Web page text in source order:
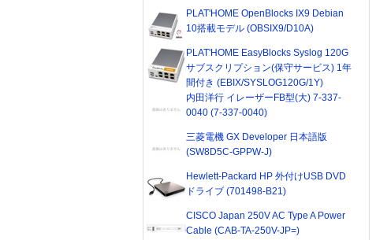
PLAT'HOME OpenBlocks IX9 Debian
10搭載モデル (OBSIX9/D10A)
PLAT'HOME EasyBlocks Syslog 120G
サブスクリプション(保守サービス) 1年
間付き (EBIX/SYSLOG120G/1Y)
内田洋行 イレーザーFB型(大) 7-337-
0040 (7-337-0040)
三菱電機 GX Developer 日本語版
(SW8D5C-GPPW-J)
Hewlett-Packard HP 外付けUSB DVD
ドライブ (701498-B21)
CISCO Japan 250V AC Type A Power
Cable (CAB-TA-250V-JP=)